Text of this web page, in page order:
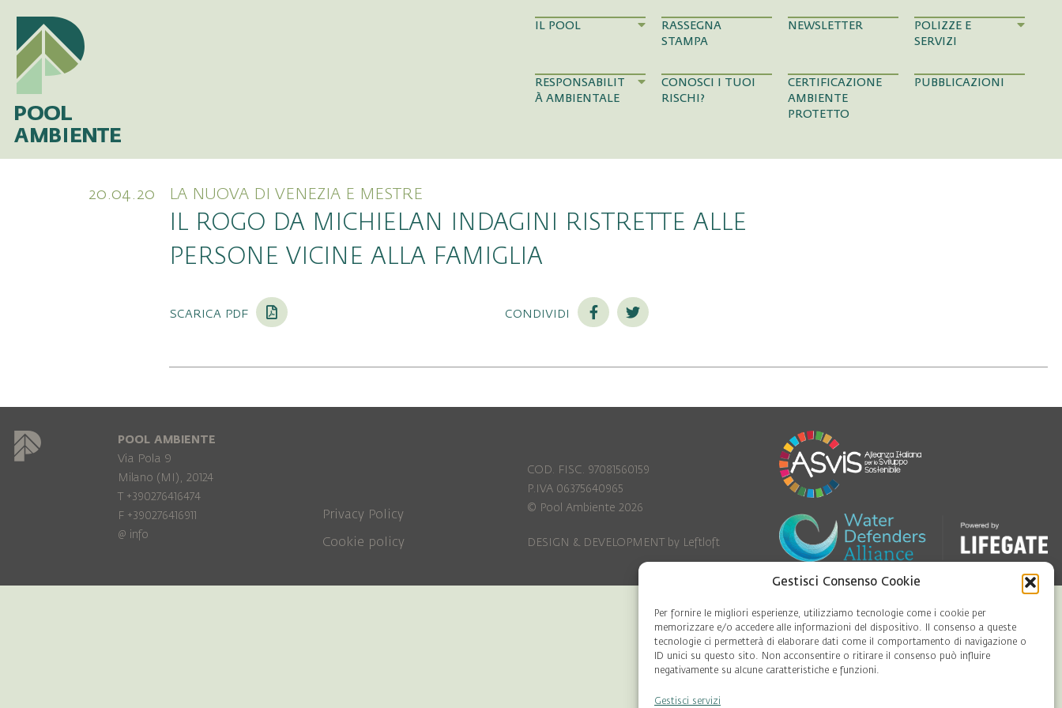
Gestisci Consenso Cookie
Per fornire le migliori esperienze, utilizziamo tecnologie come i cookie per
memorizzare e/o accedere alle informazioni del dispositivo. Il consenso a queste
tecnologie ci permetterà di elaborare dati come il comportamento di navigazione o
ID unici su questo sito. Non acconsentire o ritirare il consenso può influire
negativamente su alcune caratteristiche e funzioni.
Gestisci servizi
IL POOL
RASSEGNA
STAMPA
NEWSLETTER
POLIZZE E
SERVIZI
RESPONSABILIT
À AMBIENTALE
CONOSCI I TUOI
RISCHI?
CERTIFICAZIONE
AMBIENTE
PROTETTO
PUBBLICAZIONI
20.04.20 LA NUOVA DI VENEZIA E MESTRE
IL ROGO DA MICHIELAN INDAGINI RISTRETTE ALLE
PERSONE VICINE ALLA FAMIGLIA
scarica pdf condividi
POOL AMBIENTE
Via Pola 9
Milano (MI), 20124
T +390276416474
F +390276416911
@ info
Privacy Policy
Cookie policy
COD. FISC. 97081560159
P.IVA 06375640965
© Pool Ambiente 2026
DESIGN & DEVELOPMENT by Leftloft